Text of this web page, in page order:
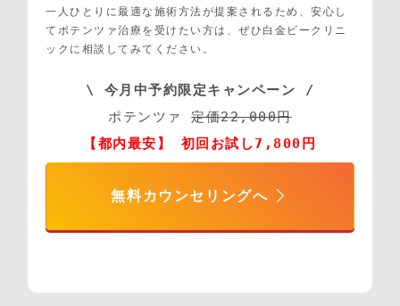
一人ひとりに最適な施術方法が提案されるため、安心し
てポテンツァ治療を受けたい方は、ぜひ白金ビークリニ
ックに相談してみてください。
\ 今月中予約限定キャンペーン /
ポテンツァ 定価22,000円
【都内最安】 初回お試し7,800円
無料カウンセリングへ